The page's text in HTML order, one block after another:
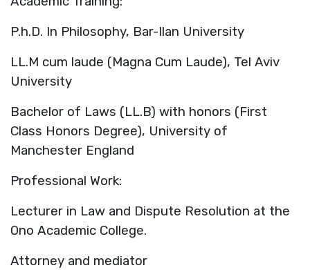
P.h.D. In Philosophy, Bar-Ilan University
LL.M cum laude (Magna Cum Laude), Tel Aviv
University
Bachelor of Laws (LL.B) with honors (First
Class Honors Degree), University of
Manchester England
Professional Work:
Lecturer in Law and Dispute Resolution at the
Ono Academic College.
Attorney and mediator